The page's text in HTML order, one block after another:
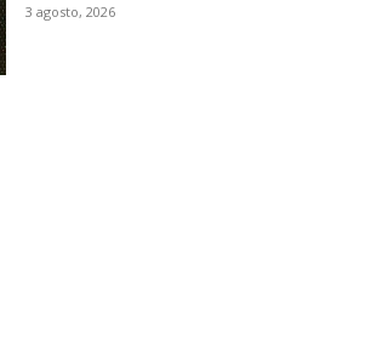
3 agosto, 2026